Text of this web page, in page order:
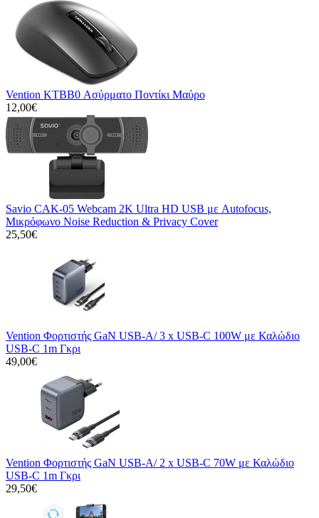
Vention KTBB0 Ασύρματο Ποντίκι Μαύρο
12,00€
Savio CAK-05 Webcam 2K Ultra HD USB με Autofocus,
Μικρόφωνο Noise Reduction & Privacy Cover
25,50€
Vention Φορτιστής GaN USB-A/ 3 x USB-C 100W με Καλώδιο
USB-C 1m Γκρι
49,00€
Vention Φορτιστής GaN USB-A/ 2 x USB-C 70W με Καλώδιο
USB-C 1m Γκρι
29,50€